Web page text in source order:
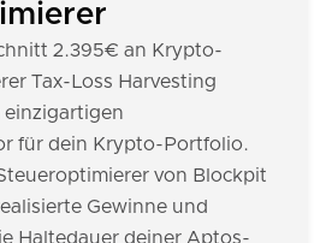
2.395€ an Krypto-
Tax-Loss Harvesting
einzigartigen
für dein Krypto-Portfolio.
von Blockpit
Gewinne und
Haltedauer deiner Aptos-